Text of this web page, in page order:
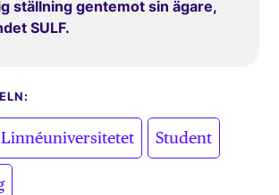
ställning gentemot sin ägare,
SULF.
Linnéuniversitetet Student